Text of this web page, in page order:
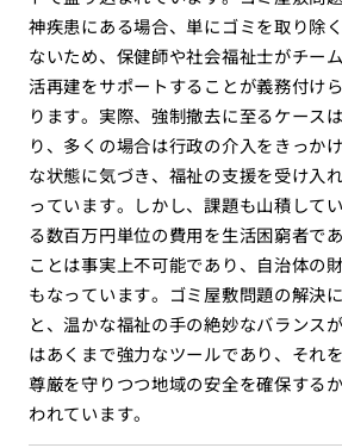
神疾患にある場合、単にゴミを取り除
ないため、保健師や社会福祉士がチー
活再建をサポートすることが義務付け
ります。実際、強制撤去に至るケース
り、多くの場合は行政の介入をきっか
な状態に気づき、福祉の支援を受け入
っています。しかし、課題も山積して
る数百万円単位の費用を生活困窮者で
ことは事実上不可能であり、自治体の
もなっています。ゴミ屋敷問題の解決
と、温かな福祉の手の絶妙なバランス
はあくまで強力なツールであり、それ
尊厳を守りつつ地域の安全を確保する
われています。